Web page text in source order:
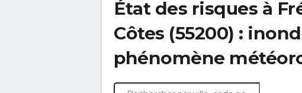
État des risques à
Côtes (55200) :
phénomène